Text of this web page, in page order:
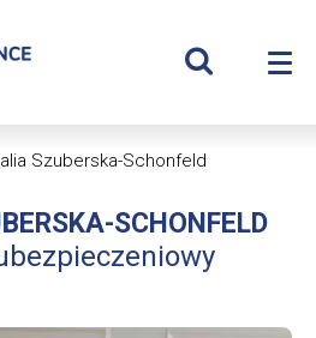
Wyświetl
Szuberska-Schonfeld
SCHONFELD